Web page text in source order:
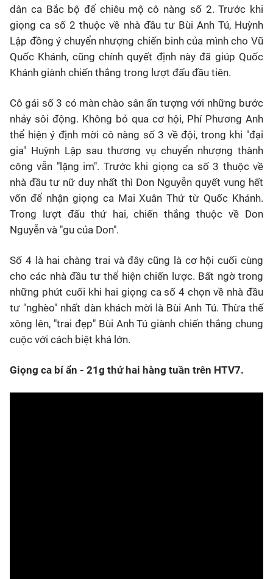
dân ca Bắc bộ để chiêu mộ cô nàng số 2. Trước khi
giọng ca số 2 thuộc về nhà đầu tư Bùi Anh Tú, Huỳnh
Lập đồng ý chuyển nhượng chiến binh của mình cho Vũ
Quốc Khánh, cũng chính quyết định này đã giúp Quốc
Khánh giành chiến thắng trong lượt đấu đầu tiên.
Cô gái số 3 có màn chào sân ấn tượng với những bước
nhảy sôi động. Không bỏ qua cơ hội, Phí Phương Anh
thể hiện ý định mời cô nàng số 3 về đội, trong khi "đại
gia" Huỳnh Lập sau thương vụ chuyển nhượng thành
công vẫn "lặng im". Trước khi giọng ca số 3 thuộc về
nhà đầu tư nữ duy nhất thì Don Nguyễn quyết vung hết
vốn để nhận giọng ca Mai Xuân Thứ từ Quốc Khánh.
Trong lượt đấu thứ hai, chiến thắng thuộc về Don
Nguyễn và "gu của Don".
Số 4 là hai chàng trai và đây cũng là cơ hội cuối cùng
cho các nhà đầu tư thể hiện chiến lược. Bất ngờ trong
những phút cuối khi hai giọng ca số 4 chọn về nhà đầu
tư "nghèo" nhất dàn khách mời là Bùi Anh Tú. Thừa thế
xông lên, "trai đẹp" Bùi Anh Tú giành chiến thắng chung
cuộc với cách biệt khá lớn.
Giọng ca bí ẩn - 21g thứ hai hàng tuần trên HTV7.